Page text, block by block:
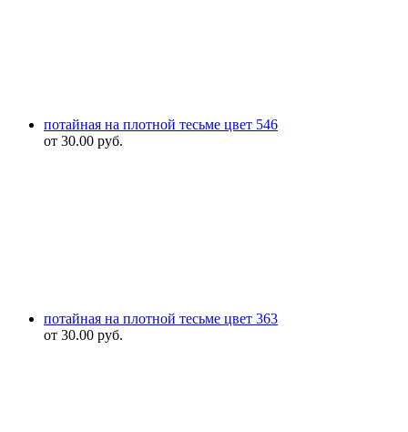
потайная на плотной тесьме цвет 546
от 30.00 руб.
потайная на плотной тесьме цвет 363
от 30.00 руб.